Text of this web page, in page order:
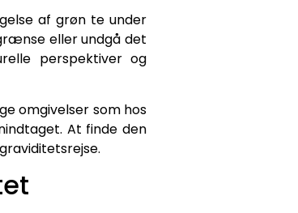
af grøn te under
eller undgå det
perspektiver og
omgivelser som hos
At finde den